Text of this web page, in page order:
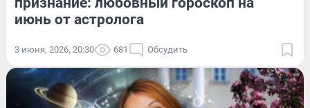
июнь от астролога
3 июня, 2026, 20:30 681 Обсудить